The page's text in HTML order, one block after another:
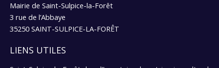
Mairie de Saint-Sulpice-la-Forêt
3 rue de l’Abbaye
35250 SAINT-SULPICE-LA-FORÊT
LIENS UTILES